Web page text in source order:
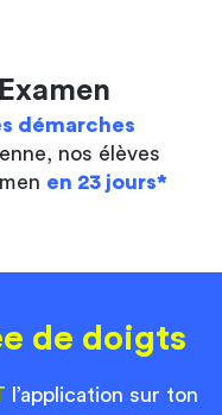
démarches
nos élèves
en 23 jours*
de doigts
l’application sur ton